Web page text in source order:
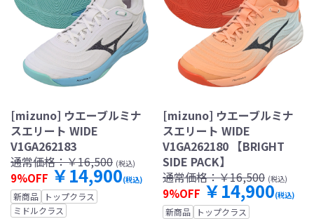
[mizuno] ウエーブルミナ
スエリート WIDE
V1GA262183
通常価格：￥16,500 (税込)
9%OFF￥14,900(税込)
新商品
トップクラス
ミドルクラス
[mizuno] ウエーブルミナ
スエリート WIDE
V1GA262180 【BRIGHT
SIDE PACK】
通常価格：￥16,500 (税込)
9%OFF￥14,900(税込)
新商品
トップクラス